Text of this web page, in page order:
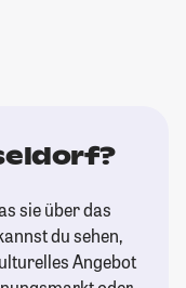
sie über das
du sehen,
Angebot